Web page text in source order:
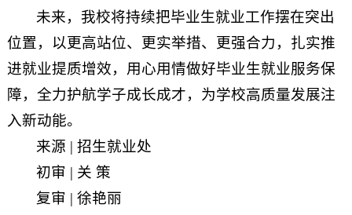
未来，我校将持续把毕业生就业工作摆在突出
位置，以更高站位、更实举措、更强合力，扎实推
进就业提质增效，用心用情做好毕业生就业服务保
障，全力护航学子成长成才，为学校高质量发展注
入新动能。
来源 | 招生就业处
初审 | 关 策
复审 | 徐艳丽